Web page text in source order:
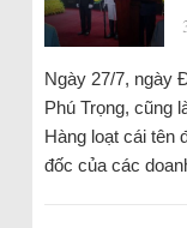
Ngày 27/7, ngày
Phú Trọng, cũng
Hàng loạt cái tên
đốc của các